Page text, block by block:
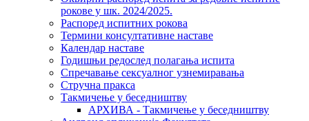
рокове у шк. 2024/2025.
Распоред испитних рокова
Термини консултативне наставе
Календар наставе
Годишњи редослед полагања испита
Спречавање сексуалног узнемиравања
Стручна пракса
Такмичење у беседништву
АРХИВА - Такмичење у беседништву